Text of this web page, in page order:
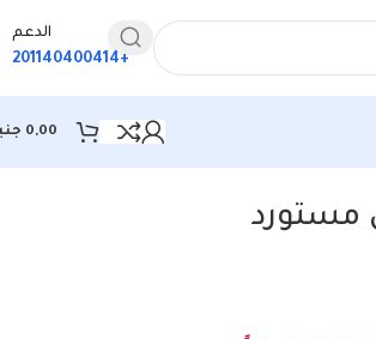
الدعم
+201140400414
0,00
مستورد